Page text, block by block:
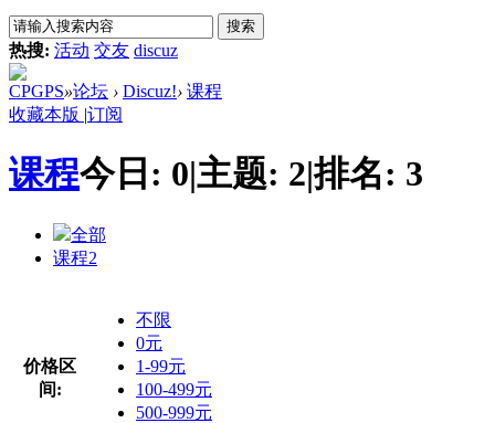
搜索
热搜: 活动 交友 discuz
CPGPS»论坛 › Discuz!› 课程
收藏本版 |订阅
课程今日: 0|主题: 2|排名: 3
全部
课程2
价格区
间:
不限
0元
1-99元
100-499元
500-999元